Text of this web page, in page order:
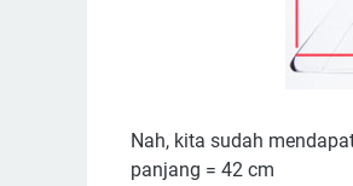
Nah, kita sudah
panjang = 42 cm